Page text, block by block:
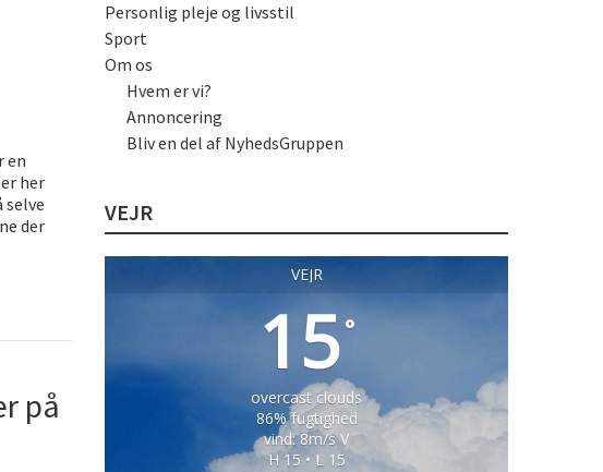
en
her
der
på
Personlig pleje og livsstil
Sport
Om os
Hvem er vi?
Annoncering
Bliv en del af NyhedsGruppen
VEJR
VEJR
15°
overcast clouds
86% fugtighed
vind: 8m/s V
H 15 • L 15